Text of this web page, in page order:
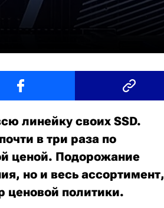
линейку своих SSD.
в три раза по
ценой. Подорожание
но и весь ассортимент,
ценовой политики.